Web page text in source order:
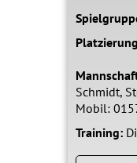
Schmidt,
Mobil:
Training: